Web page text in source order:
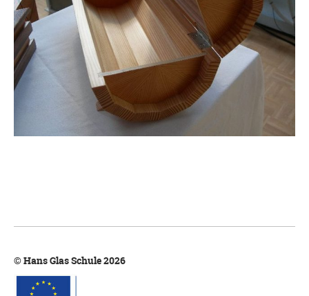
© Hans Glas Schule 2026